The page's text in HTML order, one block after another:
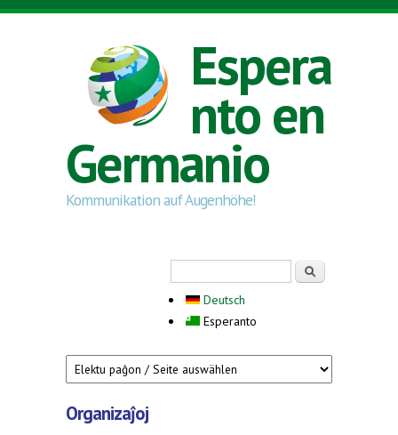
Skip to main content
Espera
nto en
Germanio
Kommunikation auf Augenhöhe!
Deutsch
Esperanto
Organizaĵoj